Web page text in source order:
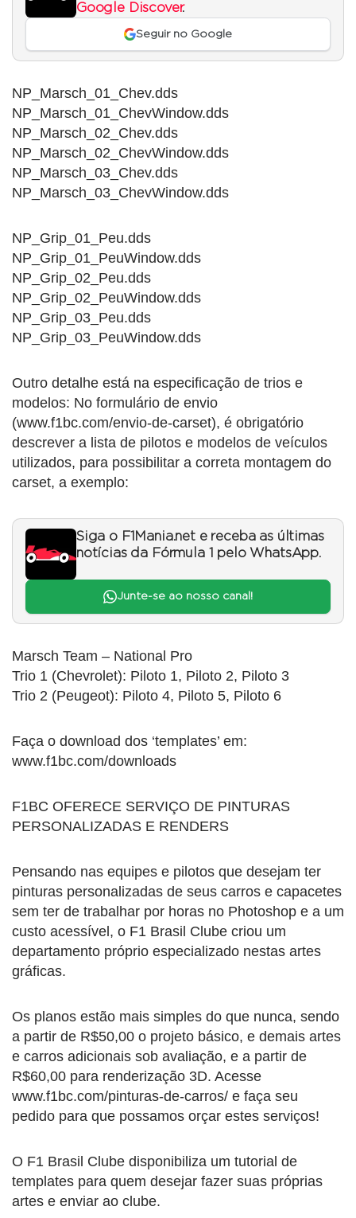
Google Discover.
Seguir no Google
NP_Marsch_01_Chev.dds
NP_Marsch_01_ChevWindow.dds
NP_Marsch_02_Chev.dds
NP_Marsch_02_ChevWindow.dds
NP_Marsch_03_Chev.dds
NP_Marsch_03_ChevWindow.dds
NP_Grip_01_Peu.dds
NP_Grip_01_PeuWindow.dds
NP_Grip_02_Peu.dds
NP_Grip_02_PeuWindow.dds
NP_Grip_03_Peu.dds
NP_Grip_03_PeuWindow.dds
Outro detalhe está na especificação de trios e
modelos: No formulário de envio
(www.f1bc.com/envio-de-carset), é obrigatório
descrever a lista de pilotos e modelos de veículos
utilizados, para possibilitar a correta montagem do
carset, a exemplo:
Siga o F1Mania.net e receba as últimas
notícias da Fórmula 1 pelo WhatsApp.
Junte-se ao nosso canal!
Marsch Team – National Pro
Trio 1 (Chevrolet): Piloto 1, Piloto 2, Piloto 3
Trio 2 (Peugeot): Piloto 4, Piloto 5, Piloto 6
Faça o download dos ‘templates’ em:
www.f1bc.com/downloads
F1BC OFERECE SERVIÇO DE PINTURAS
PERSONALIZADAS E RENDERS
Pensando nas equipes e pilotos que desejam ter
pinturas personalizadas de seus carros e capacetes
sem ter de trabalhar por horas no Photoshop e a um
custo acessível, o F1 Brasil Clube criou um
departamento próprio especializado nestas artes
gráficas.
Os planos estão mais simples do que nunca, sendo
a partir de R$50,00 o projeto básico, e demais artes
e carros adicionais sob avaliação, e a partir de
R$60,00 para renderização 3D. Acesse
www.f1bc.com/pinturas-de-carros/ e faça seu
pedido para que possamos orçar estes serviços!
O F1 Brasil Clube disponibiliza um tutorial de
templates para quem desejar fazer suas próprias
artes e enviar ao clube.